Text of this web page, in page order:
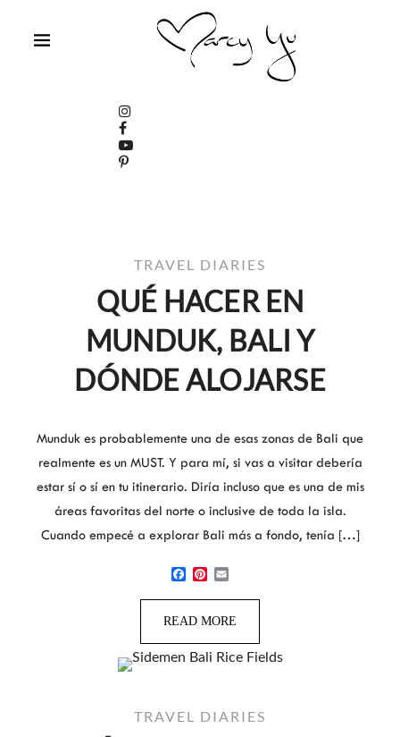
TRAVEL DIARIES
QUÉ HACER EN
MUNDUK, BALI Y
DÓNDE ALOJARSE
Munduk es probablemente una de esas zonas de Bali que
realmente es un MUST. Y para mí, si vas a visitar debería
estar sí o sí en tu itinerario. Diría incluso que es una de mis
áreas favoritas del norte o inclusive de toda la isla.
Cuando empecé a explorar Bali más a fondo, tenía […]
READ MORE
TRAVEL DIARIES